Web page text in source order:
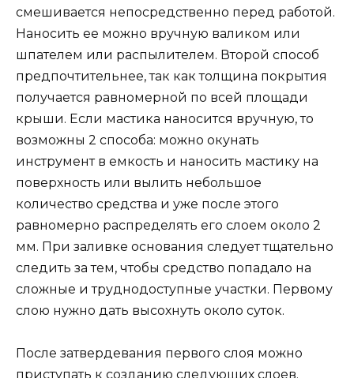
смешивается непосредственно перед работой.
Наносить ее можно вручную валиком или
шпателем или распылителем. Второй способ
предпочтительнее, так как толщина покрытия
получается равномерной по всей площади
крыши. Если мастика наносится вручную, то
возможны 2 способа: можно окунать
инструмент в емкость и наносить мастику на
поверхность или вылить небольшое
количество средства и уже после этого
равномерно распределять его слоем около 2
мм. При заливке основания следует тщательно
следить за тем, чтобы средство попадало на
сложные и труднодоступные участки. Первому
слою нужно дать высохнуть около суток.
После затвердевания первого слоя можно
приступать к созданию следующих слоев.